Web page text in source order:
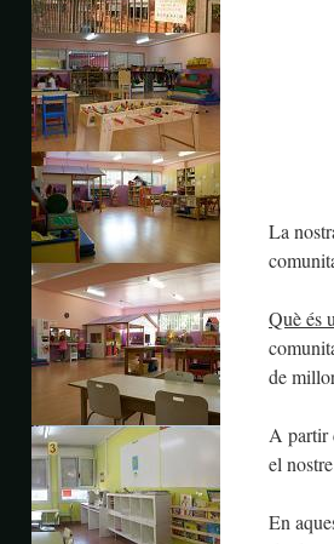
La
Què és
de
A partir
el
En